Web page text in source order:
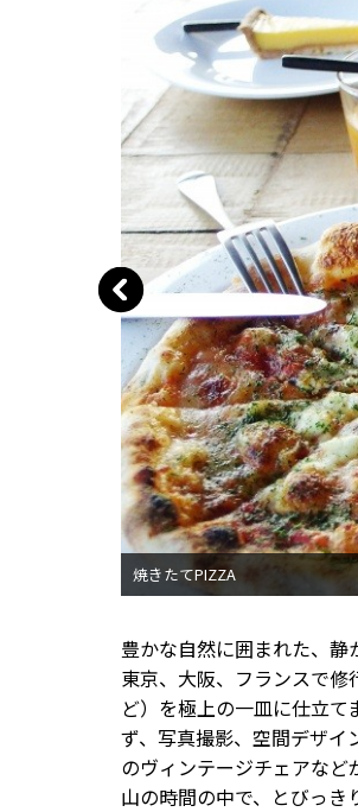
豊かな自然に囲まれた、
東京、大阪、フランスで
ど）を極上の一皿に仕立
ず、写真撮影、空間デザイ
のヴィンテージチェアな
山の時間の中で、とびっき